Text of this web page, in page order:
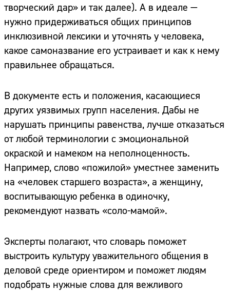
творческий дар» и так далее). А в идеале —
нужно придерживаться общих принципов
инклюзивной лексики и уточнять у человека,
какое самоназвание его устраивает и как к нему
правильнее обращаться.
В документе есть и положения, касающиеся
других уязвимых групп населения. Дабы не
нарушать принципы равенства, лучше отказаться
от любой терминологии с эмоциональной
окраской и намеком на неполноценность.
Например, слово «пожилой» уместнее заменить
на «человек старшего возраста», а женщину,
воспитывающую ребенка в одиночку,
рекомендуют назвать «соло-мамой».
Эксперты полагают, что словарь поможет
выстроить культуру уважительного общения в
деловой среде ориентиром и поможет людям
подобрать нужные слова для вежливого